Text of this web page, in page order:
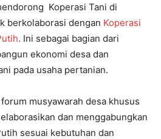
Koperasi Tani di
berkolaborasi dengan Koperasi
. Ini sebagai bagian dari
ekonomi desa dan
pada usaha pertanian.
musyawarah desa khusus
dan menggabungkan
sesuai kebutuhan dan